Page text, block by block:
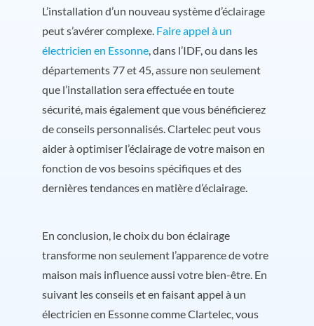
L’installation d’un nouveau système d’éclairage
peut s’avérer complexe. Faire appel à un
électricien en Essonne, dans l’IDF, ou dans les
départements 77 et 45, assure non seulement
que l’installation sera effectuée en toute
sécurité, mais également que vous bénéficierez
de conseils personnalisés. Clartelec peut vous
aider à optimiser l’éclairage de votre maison en
fonction de vos besoins spécifiques et des
dernières tendances en matière d’éclairage.
En conclusion, le choix du bon éclairage
transforme non seulement l’apparence de votre
maison mais influence aussi votre bien-être. En
suivant les conseils et en faisant appel à un
électricien en Essonne comme Clartelec, vous